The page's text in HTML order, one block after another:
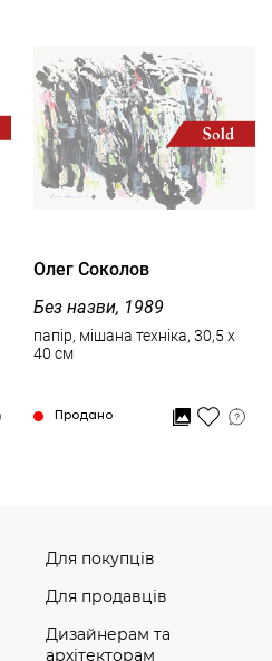
Олег Соколов
Без назви, 1989
папір, мішана техніка, 30,5 x
40 см
Продано
Для покупців
Для продавців
Дизайнерам та
архітекторам